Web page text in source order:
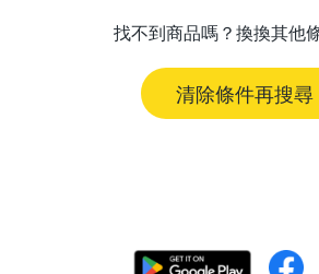
找不到商品嗎？換換其他
清除條件再搜尋